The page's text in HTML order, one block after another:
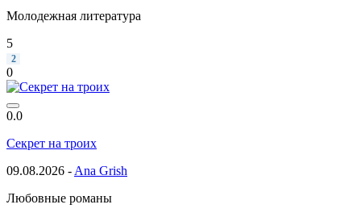
Молодежная литература
5
2
0
0.0
Секрет на троих
09.08.2026 - Ana Grish
Любовные романы